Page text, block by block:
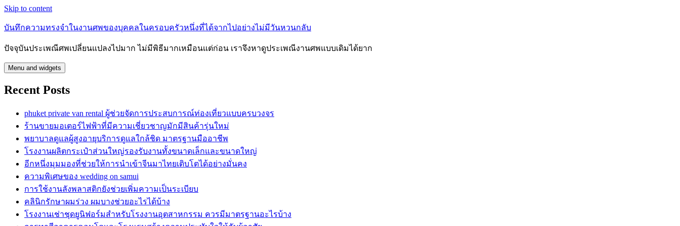
Skip to content
บันทึกความทรงจำในงานศพของบุคคลในครอบครัวหนึ่งที่ได้จากไปอย่างไม่มีวันหวนกลับ
ปัจจุบันประเพณีศพเปลี่ยนแปลงไปมาก ไม่มีพิธีมากเหมือนแต่ก่อน เราจึงหาดูประเพณีงานศพแบบเดิมได้ยาก
Menu and widgets
Recent Posts
phuket private van rental ผู้ช่วยจัดการประสบการณ์ท่องเที่ยวแบบครบวงจร
ร้านขายมอเตอร์ไฟฟ้าที่มีความเชี่ยวชาญมักมีสินค้ารุ่นใหม่
พยาบาลดูแลผู้สูงอายุบริการดูแลใกล้ชิด มาตรฐานมืออาชีพ
โรงงานผลิตกระเป๋าส่วนใหญ่รองรับงานทั้งขนาดเล็กและขนาดใหญ่
อีกหนึ่งมุมมองที่ช่วยให้การนำเข้าจีนมาไทยเติบโตได้อย่างมั่นคง
ความพิเศษของ wedding on samui
การใช้งานลังพลาสติกยังช่วยเพิ่มความเป็นระเบียบ
คลินิกรักษาผมร่วง ผมบางช่วยอะไรได้บ้าง
โรงงานเช่าชุดยูนิฟอร์มสำหรับโรงงานอุตสาหกรรม ควรมีมาตรฐานอะไรบ้าง